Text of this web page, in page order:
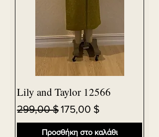
Lily and Taylor 12566
Κανονική τιμή
299,00 $Τιμή Έκπτωσης
175,00 $
Προσθήκη στο καλάθι